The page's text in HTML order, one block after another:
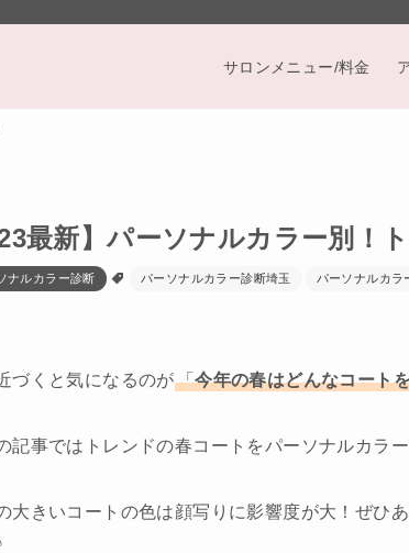
サロンメニュー/料金
最新】パーソナルカラー別！
ナルカラー診断 パーソナルカラー診断埼玉 パーソナルカラ
づくと気になるのが「今年の春はどんなコート
記事ではトレンドの春コートをパーソナルカラ
大きいコートの色は顔写りに影響度が大！ぜひ